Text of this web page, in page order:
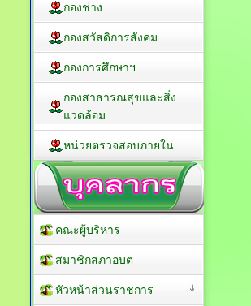
กองช่าง
กองสวัสดิการสังคม
กองการศึกษาฯ
กองสาธารณสุขและสิ่ง
แวดล้อม
หน่วยตรวจสอบภายใน
คณะผู้บริหาร
สมาชิกสภาอบต
หัวหน้าส่วนราชการ